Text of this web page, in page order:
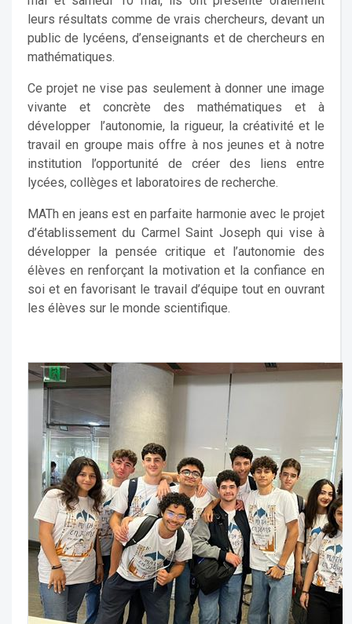
leurs résultats comme de vrais chercheurs, devant un
public de lycéens, d’enseignants et de chercheurs en
mathématiques.
Ce projet ne vise pas seulement à donner une image
vivante et concrète des mathématiques et à
développer l’autonomie, la rigueur, la créativité et le
travail en groupe mais offre à nos jeunes et à notre
institution l’opportunité de créer des liens entre
lycées, collèges et laboratoires de recherche.
MATh en jeans est en parfaite harmonie avec le projet
d’établissement du Carmel Saint Joseph qui vise à
développer la pensée critique et l’autonomie des
élèves en renforçant la motivation et la confiance en
soi et en favorisant le travail d’équipe tout en ouvrant
les élèves sur le monde scientifique.